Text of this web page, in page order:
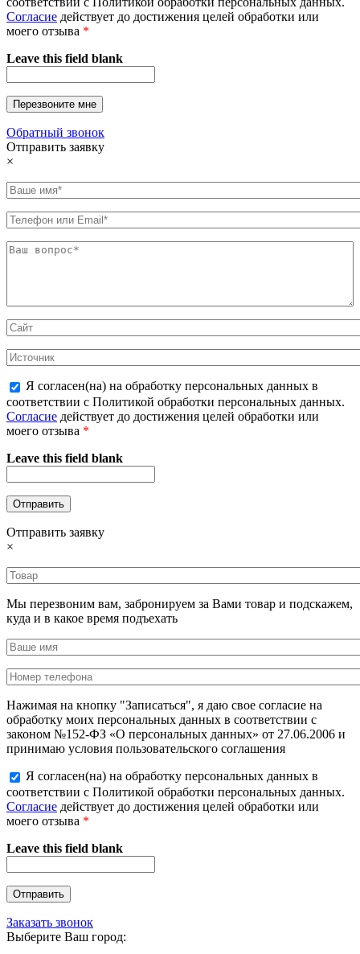
Согласие действует до достижения целей обработки или
моего отзыва *
Leave this field blank
Обратный звонок
Отправить заявку
×
Я согласен(на) на обработку персональных данных в
соответствии с Политикой обработки персональных данных.
Согласие действует до достижения целей обработки или
моего отзыва *
Leave this field blank
Отправить заявку
×
Мы перезвоним вам, забронируем за Вами товар и подскажем,
куда и в какое время подъехать
Нажимая на кнопку "Записаться", я даю свое согласие на
обработку моих персональных данных в соответствии с
законом №152-ФЗ «О персональных данных» от 27.06.2006 и
принимаю условия пользовательского соглашения
Я согласен(на) на обработку персональных данных в
соответствии с Политикой обработки персональных данных.
Согласие действует до достижения целей обработки или
моего отзыва *
Leave this field blank
Заказать звонок
Выберите Ваш город: